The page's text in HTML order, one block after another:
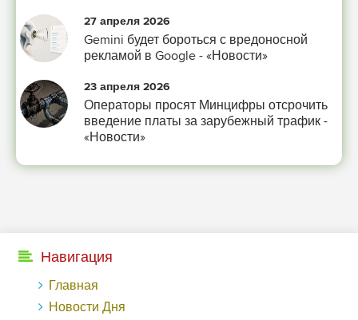
27 апреля 2026
Gemini будет бороться с вредоносной
рекламой в Google - «Новости»
23 апреля 2026
Операторы просят Минцифры отсрочить
введение платы за зарубежный трафик -
«Новости»
Навигация
Главная
Новости Дня